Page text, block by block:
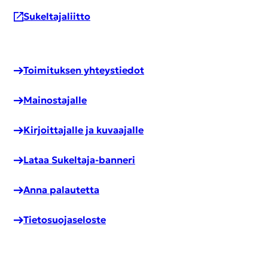
Su­kel­ta­ja­liit­to
Toi­mi­tuk­sen yh­teys­tie­dot
Mai­nos­ta­jal­le
Kir­joit­ta­jal­le ja ku­vaa­jal­le
Lataa Sukeltaja-​banneri
Anna pa­lau­tet­ta
Tie­to­suo­ja­se­los­te